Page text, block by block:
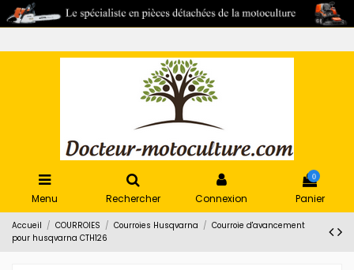
Menu Rechercher Connexion
0
Panier
Accueil COURROIES Courroies Husqvarna
Courroie d'avancement
pour husqvarna CTH126